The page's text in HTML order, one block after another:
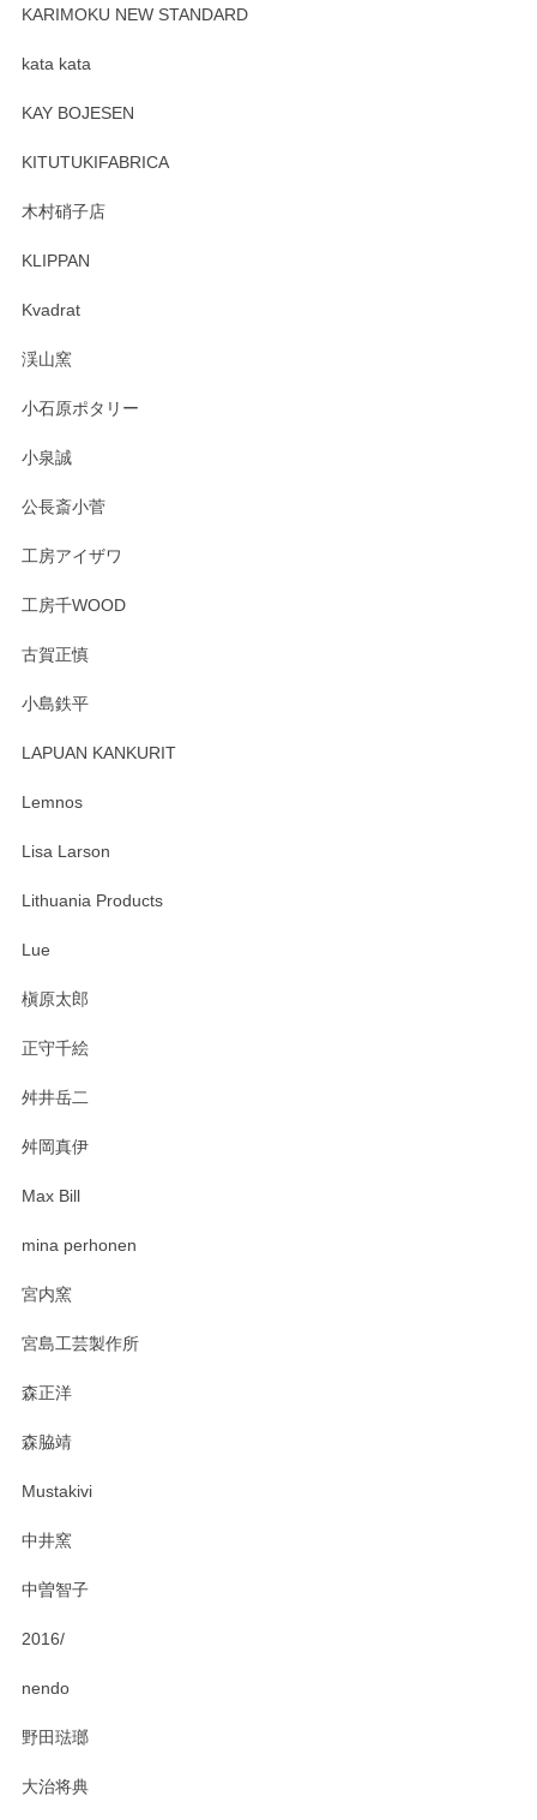
が、 しっかり梱包されていたので割れてはないと思います。
頂き誠にありがとうございます。 そしてレビュ
しくお願いいたします。
淡いグリーンのカラーがとても可愛いです❤️ ありがとうござ
す。 素敵な湯呑みでとても気に入りました。 発送も早く、
たm(_)m
います。無事に届いたようで安心いたしまし
おかけしました。 ありがとうございます。
KARIMOKU NEW STANDARD
kata kata
KAY BOJESEN
KITUTUKIFABRICA
木村硝子店
KLIPPAN
Kvadrat
渓山窯
小石原ポタリー
小泉誠
公長斎小菅
工房アイザワ
工房千WOOD
古賀正慎
小島鉄平
LAPUAN KANKURIT
Lemnos
Lisa Larson
Lithuania Products
Lue
槇原太郎
正守千絵
舛井岳二
舛岡真伊
Max Bill
mina perhonen
宮内窯
宮島工芸製作所
森正洋
森脇靖
Mustakivi
中井窯
中曽智子
2016/
nendo
野田琺瑯
大治将典